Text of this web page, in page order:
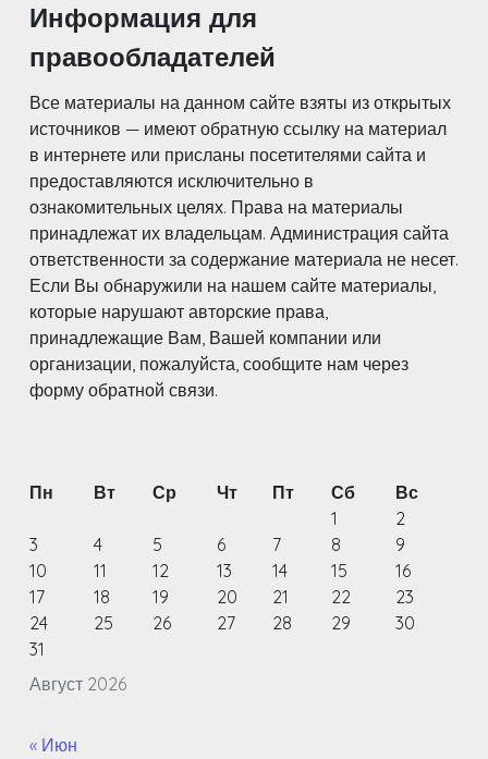
Информация для
правообладателей
Все материалы на данном сайте взяты из открытых
источников — имеют обратную ссылку на материал
в интернете или присланы посетителями сайта и
предоставляются исключительно в
ознакомительных целях. Права на материалы
принадлежат их владельцам. Администрация сайта
ответственности за содержание материала не несет.
Если Вы обнаружили на нашем сайте материалы,
которые нарушают авторские права,
принадлежащие Вам, Вашей компании или
организации, пожалуйста, сообщите нам через
форму обратной связи.
Август 2026
Пн Вт Ср Чт Пт Сб
Вс
1
2
3
4 5 6 7 8
9
10
11 12 13 14 15
16
17
18 19 20 21 22
23
24
25 26 27 28 29
30
31
« Июн